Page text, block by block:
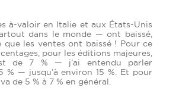
à-valoir en Italie et aux États-Unis
dans le monde — ont baissé,
que les ventes ont baissé ! Pour ce
pour les éditions majeures,
de 7 % — j’ai entendu parler
% — jusqu’à environ 15 %. Et pour
de 5 % à 7 % en général.